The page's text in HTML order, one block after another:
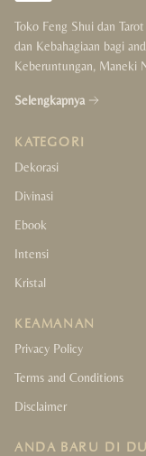
Toko Feng Shui dan
dan Kebahagiaan bagi
Keberuntungan, Maneki
Selengkapnya
KATEGORI
Dekorasi
Divinasi
Ebook
Intensi
Kristal
KEAMANAN
Privacy Policy
Terms and Conditions
Disclaimer
ANDA BARU DI